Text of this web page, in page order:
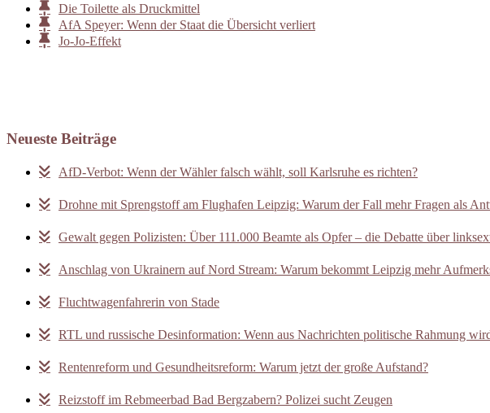
Die Toilette als Druckmittel
AfA Speyer: Wenn der Staat die Übersicht verliert
Jo-Jo-Effekt
Neueste Beiträge
AfD-Verbot: Wenn der Wähler falsch wählt, soll Karlsruhe es richten?
Drohne mit Sprengstoff am Flughafen Leipzig: Warum der Fall mehr Fragen als
Gewalt gegen Polizisten: Über 111.000 Beamte als Opfer – die Debatte über
Anschlag von Ukrainern auf Nord Stream: Warum bekommt Leipzig mehr
Fluchtwagenfahrerin von Stade
RTL und russische Desinformation: Wenn aus Nachrichten politische Rahmung
Rentenreform und Gesundheitsreform: Warum jetzt der große Aufstand?
Reizstoff im Rebmeerbad Bad Bergzabern? Polizei sucht Zeugen